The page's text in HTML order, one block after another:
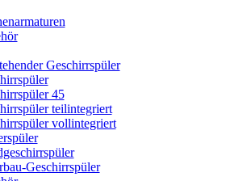
Geschirrspüler
45
teilintegriert
vollintegriert
Geschirrspüler